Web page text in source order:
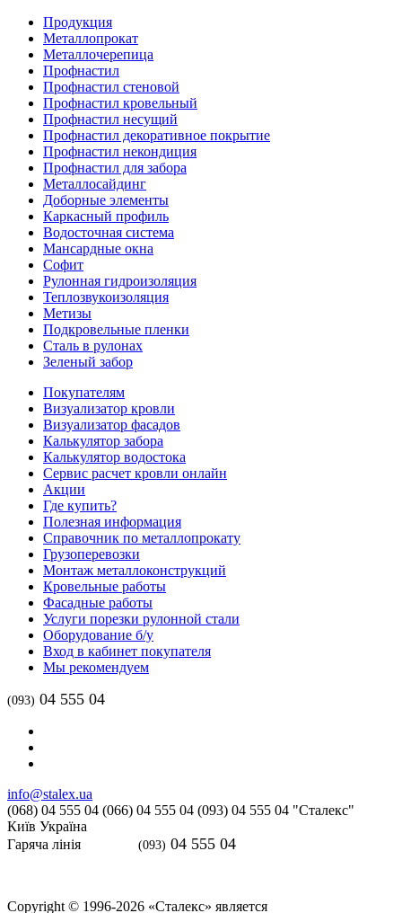
Продукция
Металлопрокат
Металлочерепица
Профнастил
Профнастил стеновой
Профнастил кровельный
Профнастил несущий
Профнастил декоративное покрытие
Профнастил некондиция
Профнастил для забора
Металлосайдинг
Доборные элементы
Каркасный профиль
Водосточная система
Мансардные окна
Софит
Рулонная гидроизоляция
Теплозвукоизоляция
Метизы
Подкровельные пленки
Сталь в рулонах
Зеленый забор
Покупателям
Визуализатор кровли
Визуализатор фасадов
Калькулятор забора
Калькулятор водостока
Сервис расчет кровли онлайн
Акции
Где купить?
Полезная информация
Справочник по металлопрокату
Грузоперевозки
Монтаж металлоконструкций
Кровельные работы
Фасадные работы
Услуги порезки рулонной стали
Оборудование б/у
Вход в кабинет покупателя
Мы рекомендуем
(093) 04 555 04
info@stalex.ua
(068) 04 555 04 (066) 04 555 04 (093) 04 555 04 "Сталекс"
Київ Україна
Гаряча лінія
(093) 04 555 04
Copyright © 1996-2026 «Сталекс» является